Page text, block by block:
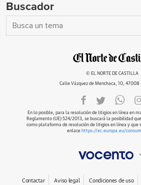
Buscador
© EL NORTE DE CASTILLA
Calle Vázquez de Menchaca, 10,
En lo posible, para la resolución de litigios en línea en
Reglamento (UE) 524/2013, se buscará la posibilidad
como plataforma de resolución de litigios en línea y que
enlace https://ec.europa.eu/
Contactar Aviso legal Condiciones de uso